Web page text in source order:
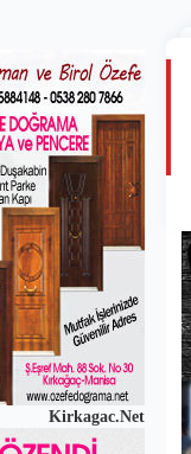
Kirkagac.Net